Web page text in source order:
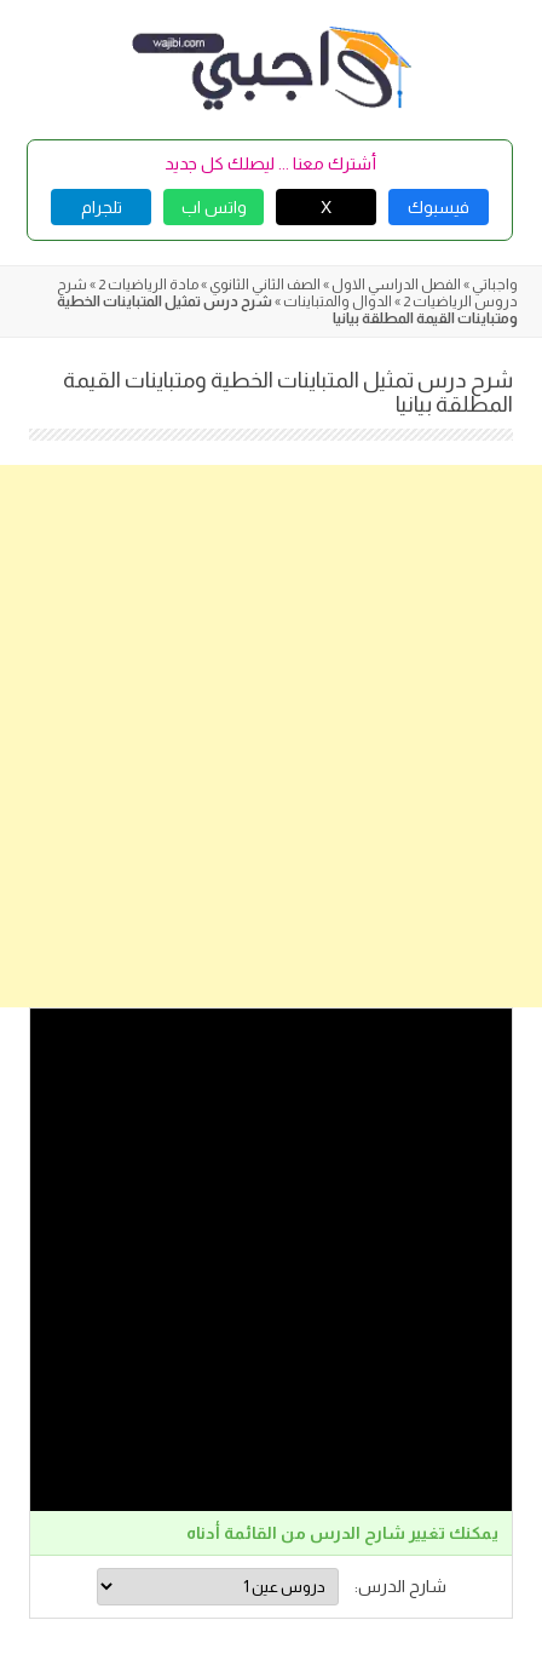
أشترك معنا ... ليصلك كل جديد
فيسبوك X واتس اب تلجرام
واجباتي » الفصل الدراسي الاول » الصف الثاني الثانوي »مادة الرياضيات 2 » شرح
دروس الرياضيات 2
» الدوال والمتباينات » شرح درس تمثيل المتباينات الخطية
ومتباينات القيمة المطلقة بيانيا
شرح درس تمثيل المتباينات الخطية ومتباينات القيمة
المطلقة بيانيا
يمكنك تغيير شارح الدرس من القائمة أدناه
شارح الدرس: